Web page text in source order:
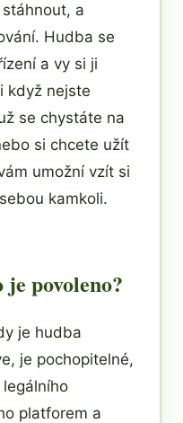
a
Hudba se
a vy si ji
když nejste
se chystáte na
si chcete užít
umožní vzít si
kamkoli.
povoleno?
je hudba
je pochopitelné,
platforem a